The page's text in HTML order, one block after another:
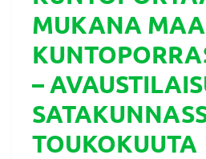
MUKANA
–
TOUKOKUUTA